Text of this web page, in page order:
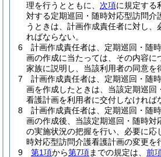
理を行うとともに、 次項に規定する
対する定期巡回・随時対応型訪問介
うときは、計画作成責任者に対し、
ればならない。
6
計画作成責任者は、定期巡回・随
画の作成に当たっては、その内容に
家族に説明し、当該利用者の同意を
7
計画作成責任者は、定期巡回・随
画を作成したときは、当該定期巡回
看護計画を利用者に交付しなければ
8
計画作成責任者は、定期巡回・随
画の作成後、当該定期巡回・随時対
の実施状況の把握を行い、必要に応
時対応型訪問介護看護計画の変更を
9
第1項から第7項までの規定は、 前